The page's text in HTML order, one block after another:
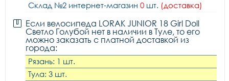
Склад №2 интернет-магазин 0 шт. (доставка)
Если велосипеда LORAK JUNIOR 18 Girl Doll
Светло Голубой нет в наличии в Туле, то его
можно заказать с платной доставкой из
города:
Рязань: 1 шт.
Тула: 3 шт.